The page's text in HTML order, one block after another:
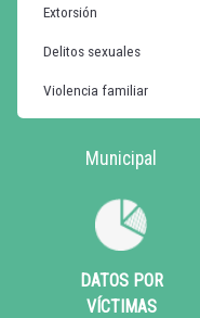
Extorsión
Delitos sexuales
Violencia familiar
Municipal
DATOS POR
VÍCTIMAS